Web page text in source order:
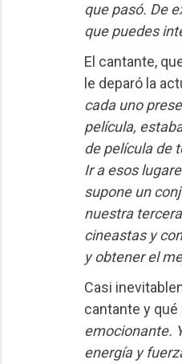
que pasó. De
que puedes
El cantante,
le deparó la
cada uno
película,
de película de
Ir a esos
supone un
nuestra
cineastas y
y obtener el
Casi
cantante y
emocionante.
energía y